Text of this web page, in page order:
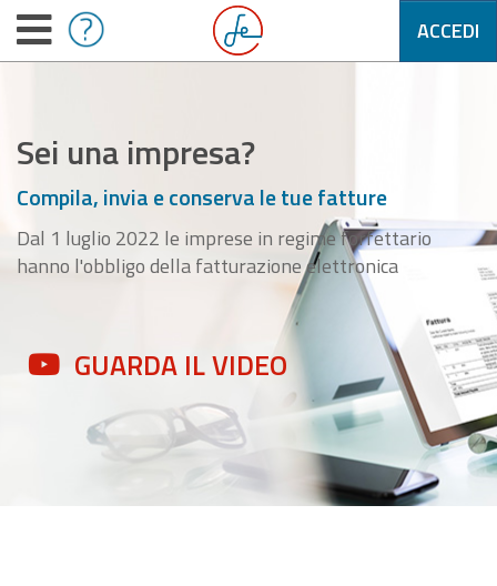
ACCEDI
Sei una impresa?
Compila, invia e conserva le tue fatture
Dal 1 luglio 2022 le imprese in regime forfettario
hanno l'obbligo della fatturazione elettronica
GUARDA IL VIDEO